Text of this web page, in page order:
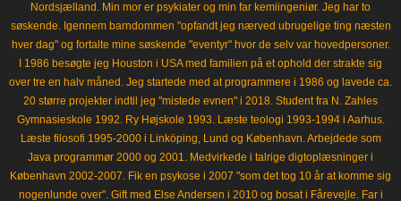
Nordsjælland. Min mor er psykiater og min far kemiingeniør. Jeg har to
søskende. Igennem barndommen "opfandt jeg nærved ubrugelige ting næsten
hver dag" og fortalte mine søskende "eventyr" hvor de selv var hovedpersoner.
I 1986 besøgte jeg Houston i USA med familien på et ophold der strakte sig
over tre en halv måned. Jeg startede med at programmere i 1986 og lavede ca.
20 større projekter indtil jeg "mistede evnen" i 2018. Student fra N. Zahles
Gymnasieskole 1992. Ry Højskole 1993. Læste teologi 1993-1994 i Aarhus.
Læste filosofi 1995-2000 i Linköping, Lund og København. Arbejdede som
Java programmør 2000 og 2001. Medvirkede i talrige digtoplæsninger i
København 2002-2007. Fik en psykose i 2007 "som det tog 10 år at komme sig
nogenlunde over". Gift med Else Andersen i 2010 og bosat i Fårevejle. Far i